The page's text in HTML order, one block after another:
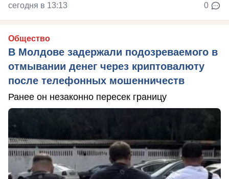
сегодня в 13:13 0
Общество
В Молдове задержали подозреваемого в
отмывании денег через криптовалюту
после телефонных мошенничеств
Ранее он незаконно пересек границу